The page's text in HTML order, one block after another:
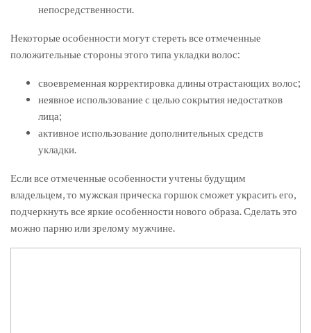
непосредственности.
Некоторые особенности могут стереть все отмеченные
положительные стороны этого типа укладки волос:
своевременная корректировка длины отрастающих волос;
неявное использование с целью сокрытия недостатков
лица;
активное использование дополнительных средств
укладки.
Если все отмеченные особенности учтены будущим
владельцем, то мужская прическа горшок сможет украсить его,
подчеркнуть все яркие особенности нового образа. Сделать это
можно парню или зрелому мужчине.